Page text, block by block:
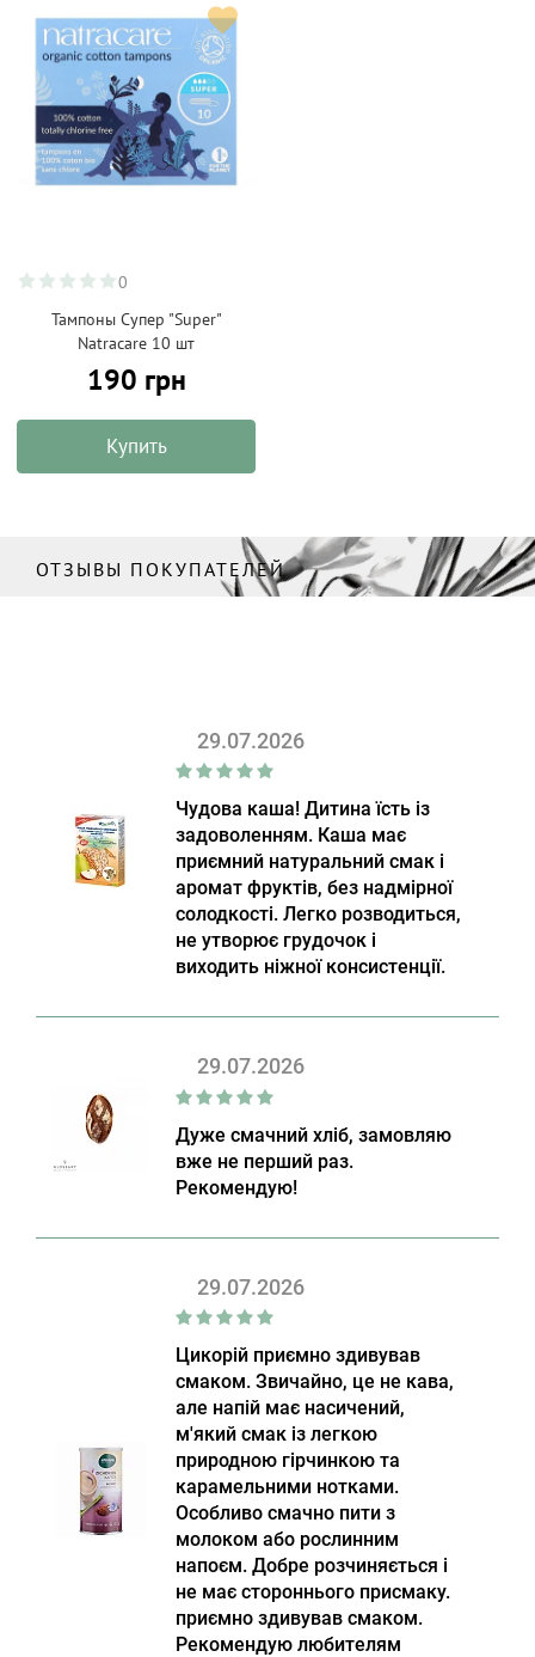
0
Тампоны Супер "Super"
Natracare 10 шт
190 грн
Купить
ОТЗЫВЫ ПОКУПАТЕЛЕЙ
29.07.2026
Чудова каша! Дитина їсть із
задоволенням. Каша має
приємний натуральний смак і
аромат фруктів, без надмірної
солодкості. Легко розводиться,
не утворює грудочок і
виходить ніжної консистенції.
29.07.2026
Дуже смачний хліб, замовляю
вже не перший раз.
Рекомендую!
29.07.2026
Цикорій приємно здивував
смаком. Звичайно, це не кава,
але напій має насичений,
м'який смак із легкою
природною гірчинкою та
карамельними нотками.
Особливо смачно пити з
молоком або рослинним
напоєм. Добре розчиняється і
не має стороннього присмаку.
приємно здивував смаком.
Рекомендую любителям